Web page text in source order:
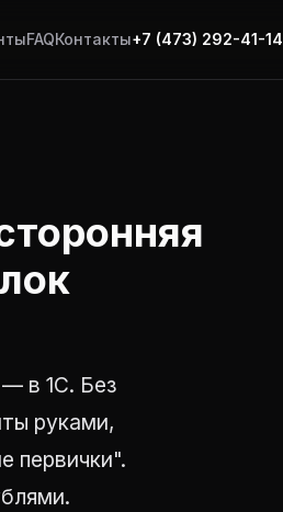
FAQКонтакты+7 (473) 292-41-14
в 1С. Без
руками,
первички".